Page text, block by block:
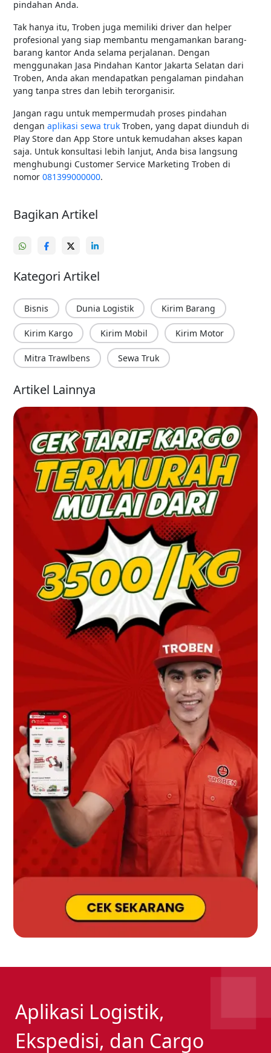
pindahan Anda.
Tak hanya itu, Troben juga memiliki driver dan helper
profesional yang siap membantu mengamankan barang-
barang kantor Anda selama perjalanan. Dengan
menggunakan Jasa Pindahan Kantor Jakarta Selatan dari
Troben, Anda akan mendapatkan pengalaman pindahan
yang tanpa stres dan lebih terorganisir.
Jangan ragu untuk mempermudah proses pindahan
dengan aplikasi sewa truk Troben, yang dapat diunduh di
Play Store dan App Store untuk kemudahan akses kapan
saja. Untuk konsultasi lebih lanjut, Anda bisa langsung
menghubungi Customer Service Marketing Troben di
nomor 081399000000.
Bagikan Artikel
Kategori Artikel
Bisnis Dunia Logistik Kirim Barang
Kirim Kargo Kirim Mobil Kirim Motor
Mitra Trawlbens Sewa Truk
Artikel Lainnya
Aplikasi Logistik,
Ekspedisi, dan Cargo